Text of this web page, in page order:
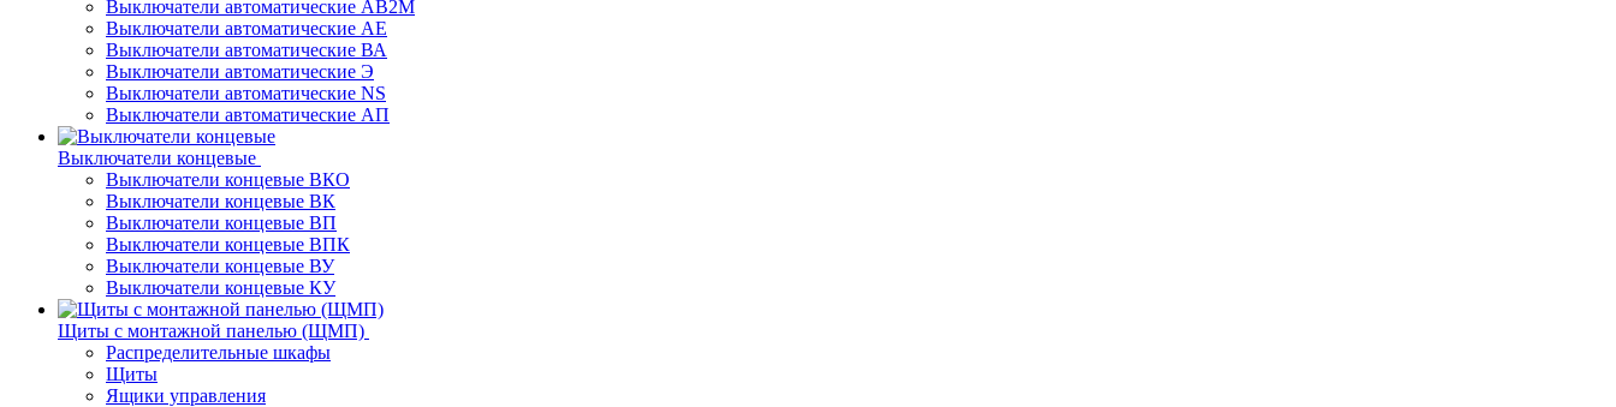
Выключатели автоматические АВ2М
Выключатели автоматические АЕ
Выключатели автоматические ВА
Выключатели автоматические Э
Выключатели автоматические NS
Выключатели автоматические АП
Выключатели концевые
Выключатели концевые ВКО
Выключатели концевые ВК
Выключатели концевые ВП
Выключатели концевые ВПК
Выключатели концевые ВУ
Выключатели концевые КУ
Щиты с монтажной панелью (ЩМП)
Распределительные шкафы
Щиты
Ящики управления